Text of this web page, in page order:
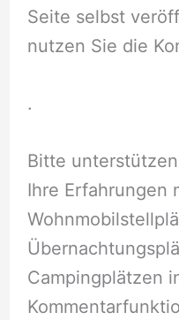
Seite selbst
nutzen Sie die
.
Bitte
Ihre Erfahrungen
Campingplätzen